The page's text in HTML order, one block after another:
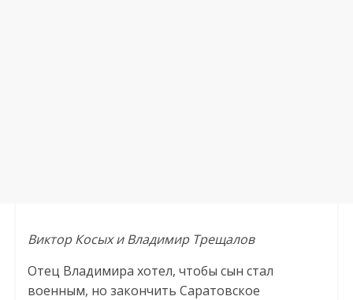
Виктор Косых и Владимир Трещалов
Отец Владимира хотел, чтобы сын стал
военным, но закончить Саратовское